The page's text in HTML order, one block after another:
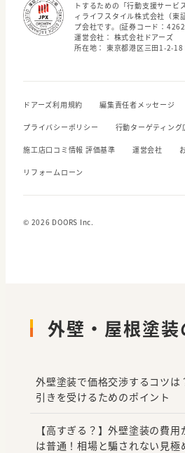
トするための「行動支援サービ
ィライフスタイル株式会社（東
プ会社です。(証券コード：
運営会社： 株式会社ドアーズ
所在地： 東京都港区三田1-2-
ドアーズ利用規約 編集責任者メッセージ
プライバシーポリシー 行動ターゲティング
施工店口コミ情報 評価基準 運営会社
リフォームローン
© 2026 DOORS Inc.
外壁・屋根塗
外壁塗装で価格交渉するコツは
引きを受けるためのポイント
【高すぎる？】外壁塗装の費
は普通！相場と騙されない見極